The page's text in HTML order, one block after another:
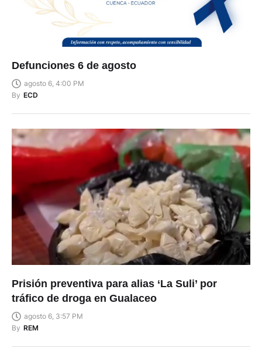
Defunciones 6 de agosto
agosto 6, 4:00 PM
By ECD
Prisión preventiva para alias ‘La Suli’ por
tráfico de droga en Gualaceo
agosto 6, 3:57 PM
By REM